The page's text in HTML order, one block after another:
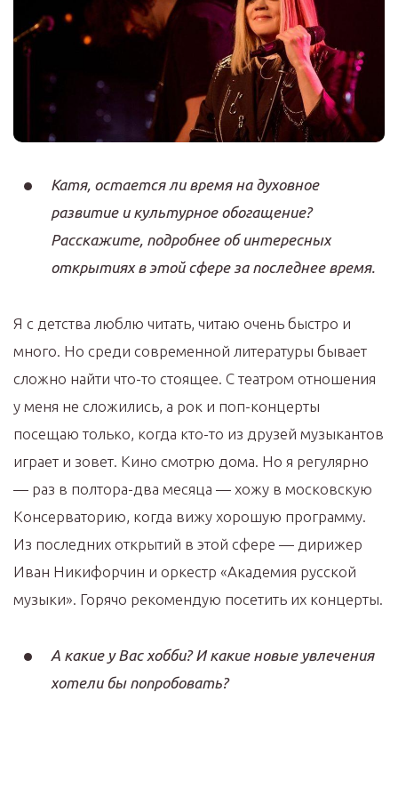
Катя, остается ли время на духовное
развитие и культурное обогащение?
Расскажите, подробнее об интересных
открытиях в этой сфере за последнее время.
Я с детства люблю читать, читаю очень быстро и
много. Но среди современной литературы бывает
сложно найти что-то стоящее. С театром отношения
у меня не сложились, а рок и поп-концерты
посещаю только, когда кто-то из друзей музыкантов
играет и зовет. Кино смотрю дома. Но я регулярно
— раз в полтора-два месяца — хожу в московскую
Консерваторию, когда вижу хорошую программу.
Из последних открытий в этой сфере — дирижер
Иван Никифорчин и оркестр «Академия русской
музыки». Горячо рекомендую посетить их концерты.
А какие у Вас хобби? И какие новые увлечения
хотели бы попробовать?